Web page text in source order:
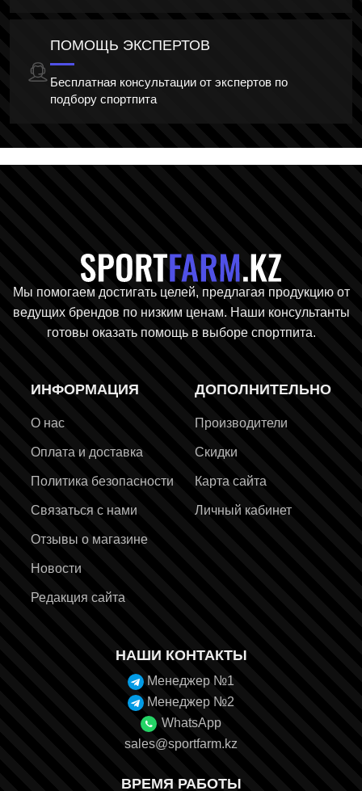
ПОМОЩЬ ЭКСПЕРТОВ
Бесплатная консультации от экспертов по
подбору спортпита
Мы помогаем достигать целей, предлагая продукцию от
ведущих брендов по низким ценам. Наши консультанты
готовы оказать помощь в выборе спортпита.
ИНФОРМАЦИЯ
О нас
Оплата и доставка
Политика безопасности
Связаться с нами
Отзывы о магазине
Новости
Редакция сайта
ДОПОЛНИТЕЛЬНО
Производители
Скидки
Карта сайта
Личный кабинет
НАШИ КОНТАКТЫ
Менеджер №1
Менеджер №2
WhatsApp
sales@sportfarm.kz
ВРЕМЯ РАБОТЫ